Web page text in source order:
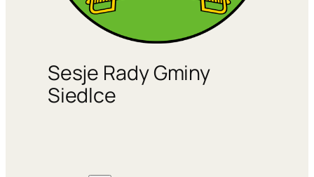
Sesje Rady Gminy
Siedlce